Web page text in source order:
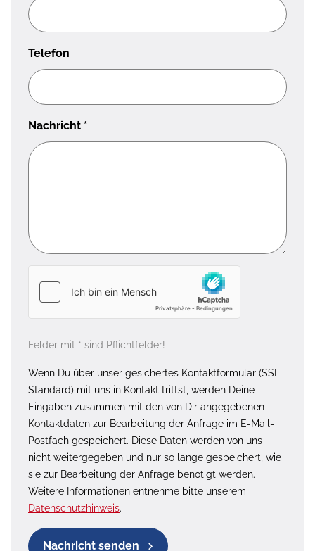
Telefon
Nachricht *
Felder mit * sind Pflichtfelder!
Wenn Du über unser gesichertes Kontaktformular (SSL-
Standard) mit uns in Kontakt trittst, werden Deine
Eingaben zusammen mit den von Dir angegebenen
Kontaktdaten zur Bearbeitung der Anfrage im E-Mail-
Postfach gespeichert. Diese Daten werden von uns
nicht weitergegeben und nur so lange gespeichert, wie
sie zur Bearbeitung der Anfrage benötigt werden.
Weitere Informationen entnehme bitte unserem
Datenschutzhinweis.
Nachricht senden